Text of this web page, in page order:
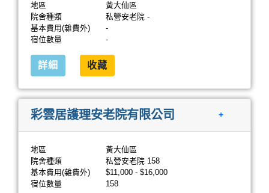
地區
黃大仙區
院舍種類
私營安老院 -
基本費用(雜費外)
-
宿位數量
-
詳細 收藏
彩雲居護理安老院有限公司 +
地區
黃大仙區
院舍種類
私營安老院 158
基本費用(雜費外)
$11,000 - $16,000
宿位數量
158